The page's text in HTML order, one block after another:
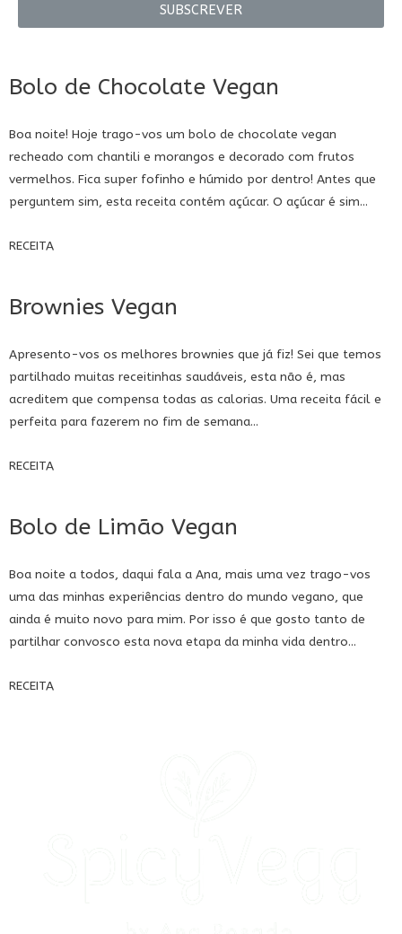
SUBSCREVER
Bolo de Chocolate Vegan
Boa noite! Hoje trago-vos um bolo de chocolate vegan
recheado com chantili e morangos e decorado com frutos
vermelhos. Fica super fofinho e húmido por dentro! Antes que
perguntem sim, esta receita contém açúcar. O açúcar é sim...
RECEITA
Brownies Vegan
Apresento-vos os melhores brownies que já fiz! Sei que temos
partilhado muitas receitinhas saudáveis, esta não é, mas
acreditem que compensa todas as calorias. Uma receita fácil e
perfeita para fazerem no fim de semana...
RECEITA
Bolo de Limão Vegan
Boa noite a todos, daqui fala a Ana, mais uma vez trago-vos
uma das minhas experiências dentro do mundo vegano, que
ainda é muito novo para mim. Por isso é que gosto tanto de
partilhar convosco esta nova etapa da minha vida dentro...
RECEITA